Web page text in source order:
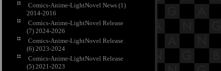
Comics-Anime-LightNovel News (1)
2014-2016
Comics-Anime-LightNovel Release
(7) 2024-2026
Comics-Anime-LightNovel Release
(6) 2023-2024
Comics-Anime-LightNovel Release
(5) 2021-2023